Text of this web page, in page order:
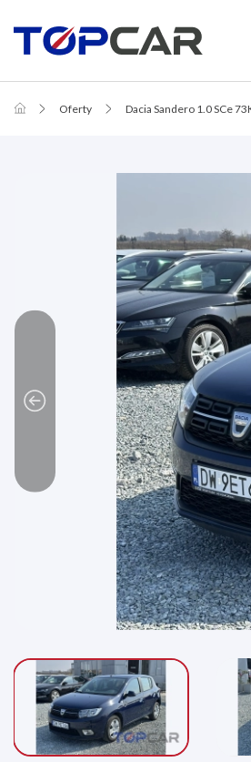
Oferty Dacia Sandero 1.0 SCe